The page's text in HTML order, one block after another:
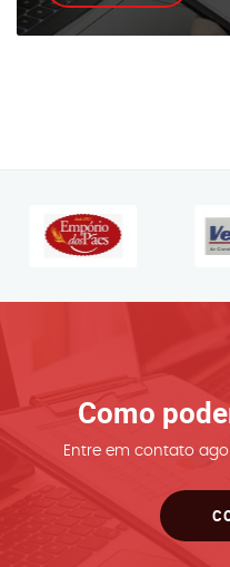
Como
Entre em contato